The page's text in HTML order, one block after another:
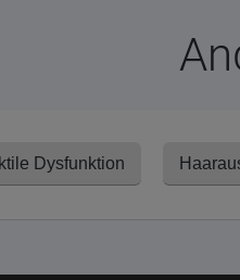
Dysfunktion